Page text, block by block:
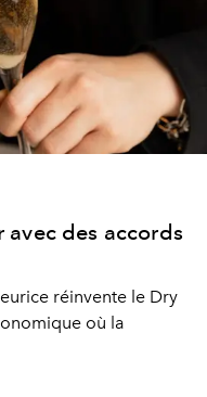
avec des accords
réinvente le Dry
où la